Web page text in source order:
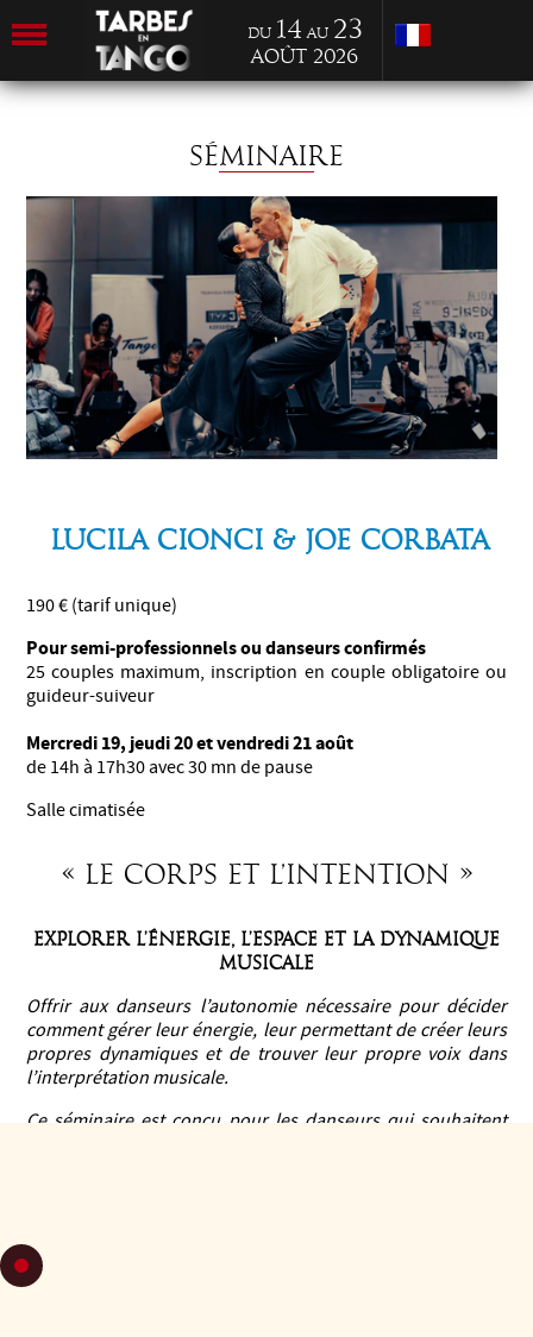
du 14 au 23
Août 2026
SÉMINAIRE
Lucila Cionci & Joe Corbata
190 € (tarif unique)
Pour semi-professionnels ou danseurs confirmés
25 couples maximum, inscription en couple obligatoire ou
guideur-suiveur
Mercredi 19, jeudi 20 et vendredi 21 août
de 14h à 17h30 avec 30 mn de pause
Salle cimatisée
« Le Corps et l’Intention »
Explorer l’énergie, l’espace et la dynamique
musicale
Offrir aux danseurs l’autonomie nécessaire pour décider
comment gérer leur énergie, leur permettant de créer leurs
propres dynamiques et de trouver leur propre voix dans
l’interprétation musicale.
Ce séminaire est conçu pour les danseurs qui souhaitent
Déroulement du séminaire en 4 modules permettant de se
concentrer directement sur le concept de la perception elle-